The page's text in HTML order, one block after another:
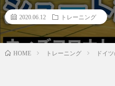
2020.06.12 トレーニング
HOME トレーニング ドイ